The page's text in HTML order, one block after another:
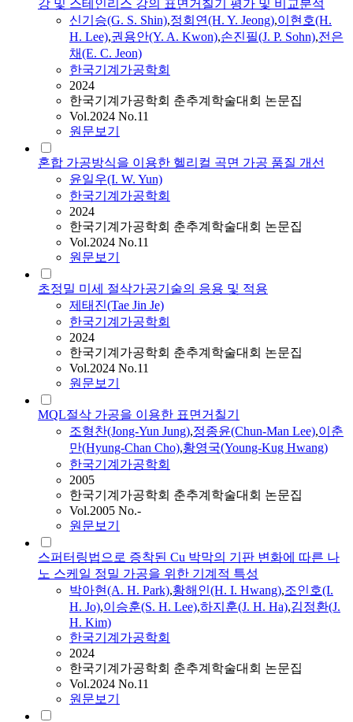
강 및 스테인리스 강의 표면거칠기 평가 및 비교분석
신기승(G. S. Shin),정회연(H. Y. Jeong),이현호(H.
H. Lee),권용안(Y. A. Kwon),손진필(J. P. Sohn),전은
채(E. C. Jeon)
한국기계가공학회
2024
한국기계가공학회 춘추계학술대회 논문집
Vol.2024 No.11
원문보기
혼합 가공방식을 이용한 헬리컬 곡면 가공 품질 개선
윤일우(I. W. Yun)
한국기계가공학회
2024
한국기계가공학회 춘추계학술대회 논문집
Vol.2024 No.11
원문보기
초정밀 미세 절삭가공기술의 응용 및 적용
제태진(Tae Jin Je)
한국기계가공학회
2024
한국기계가공학회 춘추계학술대회 논문집
Vol.2024 No.11
원문보기
MQL절삭 가공을 이용한 표면거칠기
조형찬(Jong-Yun Jung),정종윤(Chun-Man Lee),이춘
만(Hyung-Chan Cho),황영국(Young-Kug Hwang)
한국기계가공학회
2005
한국기계가공학회 춘추계학술대회 논문집
Vol.2005 No.-
원문보기
스퍼터링법으로 증착된 Cu 박막의 기판 변화에 따른 나
노 스케일 정밀 가공을 위한 기계적 특성
박아현(A. H. Park),황해인(H. I. Hwang),조인호(I.
H. Jo),이승훈(S. H. Lee),하지훈(J. H. Ha),김정환(J.
H. Kim)
한국기계가공학회
2024
한국기계가공학회 춘추계학술대회 논문집
Vol.2024 No.11
원문보기